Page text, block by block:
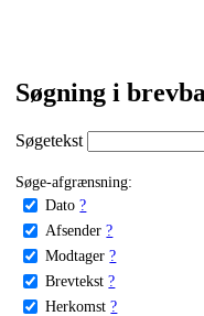
Søgning i
Søgetekst
Søge-afgrænsning:
Dato ?
Afsender ?
Modtager ?
Brevtekst ?
Herkomst ?